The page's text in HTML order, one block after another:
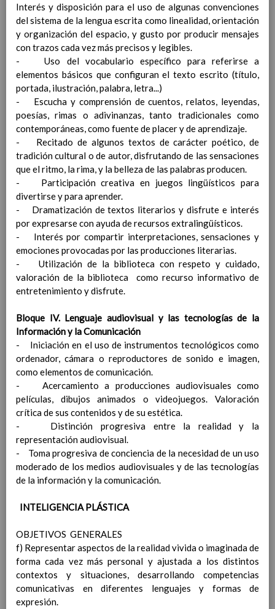
TÃTULO I. EL CENTRO
CapÃ­tulo I. DefiniciÃ³n y clasificaciÃ³n.
CapÃ­tulo II. Jornada, Calendario y Horarios
CapÃ­tulo III. OrganizaciÃ³n de la
vigilancia.
31 / ene / 2020
CapÃ­tulo IV. Elementos de identidad del
Centro
TÃTULO II. LA PARTICIPACIÃ“N Y LA
COMUNICACIÃ“N
CapÃ­tulo I. La participaciÃ³n.
CapÃ­tulo II. La comunicaciÃ³n.
17 enero 2020
CapÃ­tulo III. Las Actividades
Complementarias y Extraescolares.
TÃTULO III. Ã“RGANOS DE GOBIERNO.
CapÃ­tulo I. ClasificaciÃ³n
CapÃ­tulo II. El Consejo Escolar.
CapÃ­tulo III. El Claustro de Profesores.
CapÃ­tulo IV. El Equipo Directivo.
TÃTULO IV. Ã“RGANOS DE COORDINACIÃ“N
DOCENTE Y DE EVALUACIÃ“N.
CapÃ­tulo I. ClasificaciÃ³n.
CapÃ­tulo II. El Equipo TÃ©cnico de
CapÃ­tulo III. Los Equipos de Ciclo.
CapÃ­tulo IV. La TutorÃ­a.
CapÃ­tulo V. El Equipo Docente.
CapÃ­tulo VI. El Equipo de OrientaciÃ³n
CapÃ­tulo VII. El Equipo de EvaluaciÃ³n
TÃTULO V. EL ALUMNADO.
CapÃ­tulo I. La escolarizaciÃ³n.
CapÃ­tulo II. La evaluaciÃ³n y la promociÃ³n.
CapÃ­tulo III. Normas de uso de mÃ³viles,
aparatos electrÃ³nicos y acceso a
internet.
14 / feb / 2022
TÃTULO VI. RECURSOS DEL CENTRO.
CapÃ­tulo I. Recursos Humanos.
CapÃ­tulo III. Libros de Texto.
CapÃ­tulo I. La Biblioteca Escolar del Centro.
CapÃ­tulo II. OrganizaciÃ³n de la Biblioteca.
CapÃ­tulo III. Funcionamiento de la
Biblioteca.
TÃTULO VIII. LA AUTOPROTECCIÃ“N.
Interés y disposición para el uso de algunas convenciones
del sistema de la lengua escrita como linealidad, orientación
y organización del espacio, y gusto por producir mensajes
con trazos cada vez más precisos y legibles.
- Uso del vocabulario específico para referirse a
elementos básicos que configuran el texto escrito (título,
portada, ilustración, palabra, letra...)
- Escucha y comprensión de cuentos, relatos, leyendas,
poesías, rimas o adivinanzas, tanto tradicionales como
contemporáneas, como fuente de placer y de aprendizaje.
- Recitado de algunos textos de carácter poético, de
tradición cultural o de autor, disfrutando de las sensaciones
que el ritmo, la rima, y la belleza de las palabras producen.
- Participación creativa en juegos lingüísticos para
divertirse y para aprender.
- Dramatización de textos literarios y disfrute e interés
por expresarse con ayuda de recursos extralingüísticos.
- Interés por compartir interpretaciones, sensaciones y
emociones provocadas por las producciones literarias.
- Utilización de la biblioteca con respeto y cuidado,
valoración de la biblioteca como recurso informativo de
entretenimiento y disfrute.
Bloque IV. Lenguaje audiovisual y las tecnologías de la
Información y la Comunicación
- Iniciación en el uso de instrumentos tecnológicos como
ordenador, cámara o reproductores de sonido e imagen,
como elementos de comunicación.
- Acercamiento a producciones audiovisuales como
películas, dibujos animados o videojuegos. Valoración
crítica de sus contenidos y de su estética.
- Distinción progresiva entre la realidad y la
representación audiovisual.
- Toma progresiva de conciencia de la necesidad de un uso
moderado de los medios audiovisuales y de las tecnologías
de la información y la comunicación.
INTELIGENCIA PLÁSTICA
OBJETIVOS GENERALES
f) Representar aspectos de la realidad vivida o imaginada de
forma cada vez más personal y ajustada a los distintos
contextos y situaciones, desarrollando competencias
comunicativas en diferentes lenguajes y formas de
expresión.